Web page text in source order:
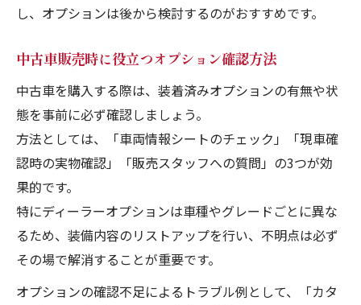
無駄なく中古車販売を成功へ導く極意
方法
中古車販売で必要最低限の装備を見極める
コツ
中古車オプション交渉で費用を抑えるポイ
ント
中古車販売で総支払額を最適化する秘訣
し、オプションは後から検討するのがおすすめです。
中古車販売時に役立つオプション確認方法
中古車を購入する際は、装着済みオプションの有無や状
態を事前に必ず確認しましょう。
方法としては、「車両情報シートのチェック」「現車確
認時の実物確認」「販売スタッフへの質問」の3つが効
果的です。
特にディーラーオプションは車種やグレードごとに異な
るため、装備内容のリストアップを行い、不明点は必ず
その場で解消することが重要です。
オプションの確認不足によるトラブル例として、「カタ